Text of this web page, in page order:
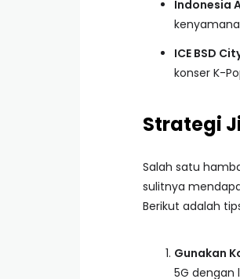
Indonesia
ICE BSD
konser K-
Strategi
Salah satu
sulitnya
Berikut adalah
Gunakan
5G dengan